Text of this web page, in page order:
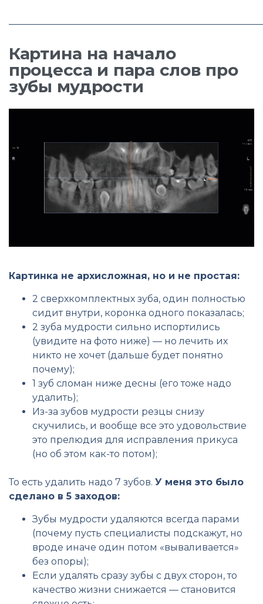
Картина на начало
процесса и пара слов про
зубы мудрости
Картинка не архисложная, но и не простая:
2 сверхкомплектных зуба, один полностью
сидит внутри, коронка одного показалась;
2 зуба мудрости сильно испортились
(увидите на фото ниже) — но лечить их
никто не хочет (дальше будет понятно
почему);
1 зуб сломан ниже десны (его тоже надо
удалить);
Из-за зубов мудрости резцы снизу
скучились, и вообще все это удовольствие
это прелюдия для исправления прикуса
(но об этом как-то потом);
То есть удалить надо 7 зубов. У меня это было
сделано в 5 заходов:
Зубы мудрости удаляются всегда парами
(почему пусть специалисты подскажут, но
вроде иначе один потом «вываливается»
без опоры);
Если удалять сразу зубы с двух сторон, то
качество жизни снижается — становится